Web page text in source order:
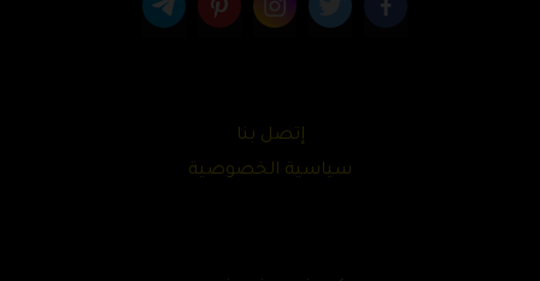
إتصل بنا
سياسية الخصوصية